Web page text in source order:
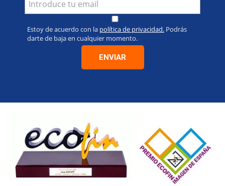
Estoy de acuerdo con la política de privacidad. Podrás
darte de baja en cualquier momento.